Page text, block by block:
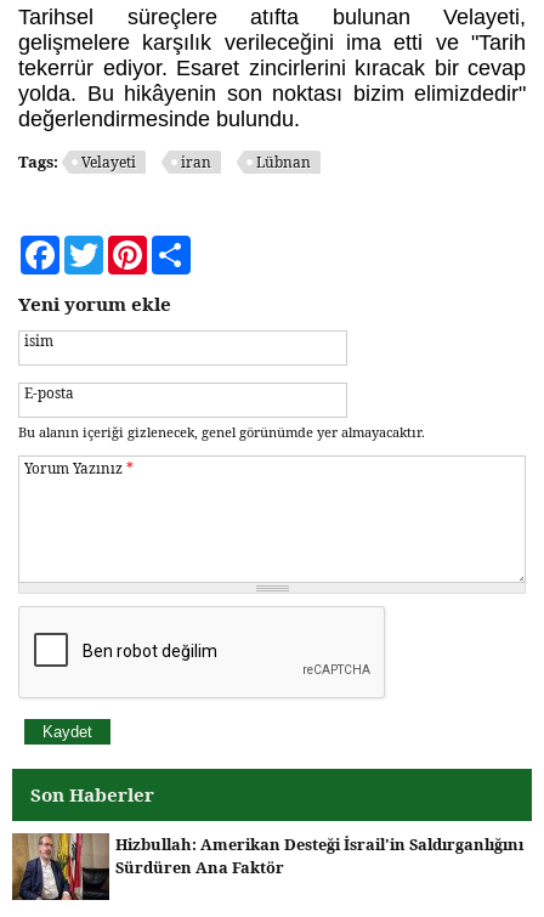
Tarihsel süreçlere atıfta bulunan Velayeti,
gelişmelere karşılık verileceğini ima etti ve "Tarih
tekerrür ediyor. Esaret zincirlerini kıracak bir cevap
yolda. Bu hikâyenin son noktası bizim elimizdedir"
değerlendirmesinde bulundu.
Tags: Velayeti iran Lübnan
FacebookTwitterPinterest
Yeni yorum ekle
isim
E-posta
Bu alanın içeriği gizlenecek, genel görünümde yer almayacaktır.
Yorum Yazınız*
Son Haberler
Hizbullah: Amerikan Desteği İsrail'in Saldırganlığını
Sürdüren Ana Faktör